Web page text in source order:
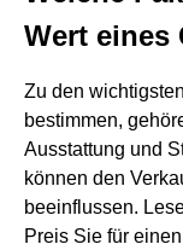
Wert eines
Zu den
bestimmen,
Ausstattung und
können den
beeinflussen.
Preis Sie für